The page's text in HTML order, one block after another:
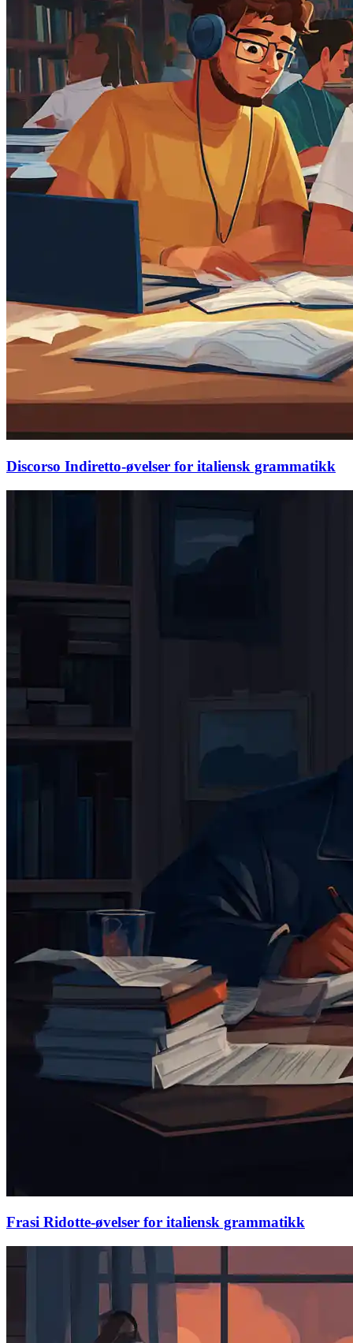
Discorso Indiretto-øvelser for italiensk grammatikk
Frasi Ridotte-øvelser for italiensk grammatikk